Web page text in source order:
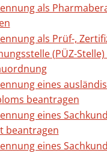
als
als Prüf-,
(PÜZ-
eines
beantragen
eines
beantragen
eines